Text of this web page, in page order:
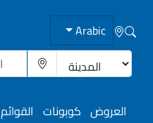
Arabic
العروض كوبونات القوائم